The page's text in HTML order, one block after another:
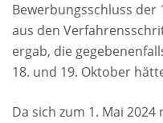
Bewerbungsschluss der
aus den
ergab, die
18. und 19. Oktober
Da sich zum 1. Mai